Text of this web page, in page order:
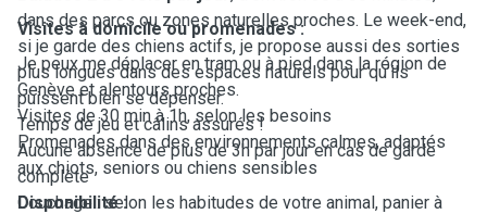
dans des parcs ou zones naturelles proches. Le week-end,
si je garde des chiens actifs, je propose aussi des sorties
plus longues dans des espaces naturels pour qu’ils
puissent bien se dépenser.
Temps de jeu et câlins assurés !
Aucune absence de plus de 3h par jour en cas de garde
complète
Couchage : selon les habitudes de votre animal, panier à
Visites à domicile ou promenades :
Je peux me déplacer en tram ou à pied dans la région de
Genève et alentours proches.
Visites de 30 min à 1h, selon les besoins
Promenades dans des environnements calmes, adaptés
aux chiots, seniors ou chiens sensibles
Disponibilité :